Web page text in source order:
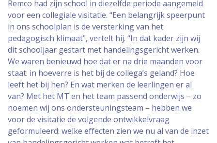
Remco had zijn school in diezelfde periode aangemeld
voor een collegiale visitatie. “Een belangrijk speerpunt
in ons schoolplan is de versterking van het
pedagogisch klimaat”, vertelt hij. “In dat kader zijn wij
dit schooljaar gestart met handelingsgericht werken.
We waren benieuwd hoe dat er na drie maanden voor
staat: in hoeverre is het bij de collega’s geland? Hoe
leeft het bij hen? En wat merken de leerlingen er al
van? Met het MT en het team passend onderwijs – zo
noemen wij ons ondersteuningsteam – hebben we
voor de visitatie de volgende ontwikkelvraag
geformuleerd: welke effecten zien we nu al van de inzet